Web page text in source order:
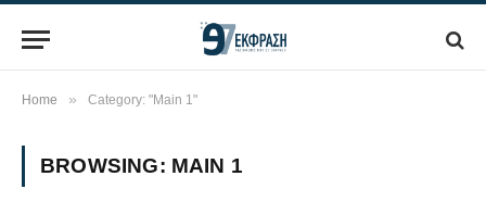
Home » Category: "Main 1"
BROWSING: MAIN 1